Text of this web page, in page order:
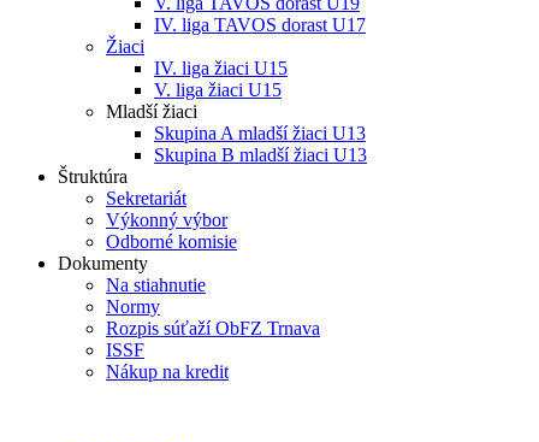
IV. liga TAVOS dorast U17
Žiaci
IV. liga žiaci U15
V. liga žiaci U15
Mladší žiaci
Skupina A mladší žiaci U13
Skupina B mladší žiaci U13
Štruktúra
Sekretariát
Výkonný výbor
Odborné komisie
Dokumenty
Na stiahnutie
Normy
Rozpis súťaží ObFZ Trnava
ISSF
Nákup na kredit